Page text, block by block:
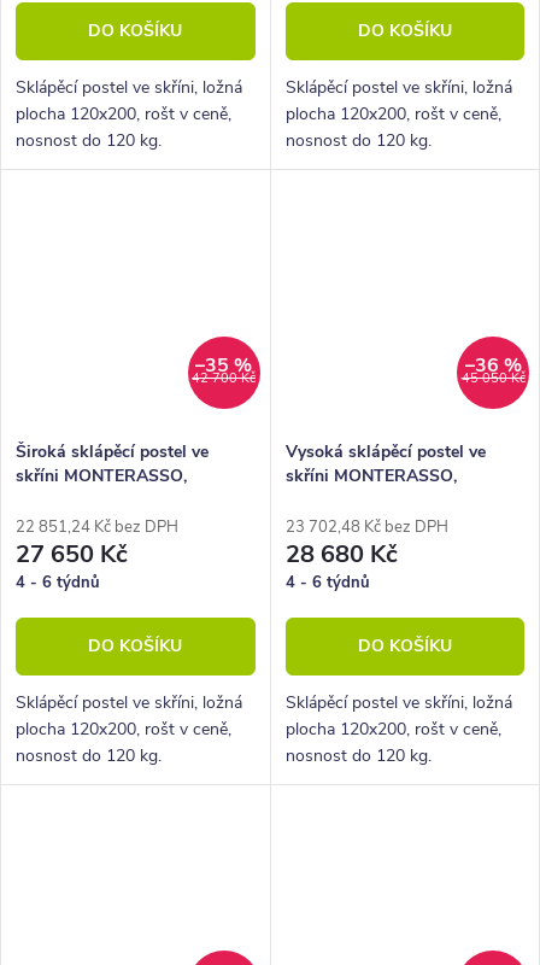
DO KOŠÍKU
Sklápěcí postel ve skříni, ložná
plocha 120x200, rošt v ceně,
nosnost do 120 kg.
DO KOŠÍKU
Sklápěcí postel ve skříni, ložná
plocha 120x200, rošt v ceně,
nosnost do 120 kg.
42 700 Kč
–35 %
Široká sklápěcí postel ve
skříni MONTERASSO,
22 851,24 Kč bez DPH
27 650 Kč
4 - 6 týdnů
DO KOŠÍKU
Sklápěcí postel ve skříni, ložná
plocha 120x200, rošt v ceně,
nosnost do 120 kg.
45 050 Kč
–36 %
Vysoká sklápěcí postel ve
skříni MONTERASSO,
23 702,48 Kč bez DPH
28 680 Kč
4 - 6 týdnů
DO KOŠÍKU
Sklápěcí postel ve skříni, ložná
plocha 120x200, rošt v ceně,
nosnost do 120 kg.